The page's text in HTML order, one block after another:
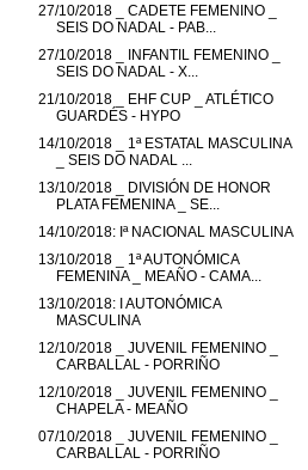
27/10/2018 _ CADETE FEMENINO _
SEIS DO NADAL - PAB...
27/10/2018 _ INFANTIL FEMENINO _
SEIS DO NADAL - X...
21/10/2018 _ EHF CUP _ ATLÉTICO
GUARDÉS - HYPO
14/10/2018 _ 1ª ESTATAL MASCULINA
_ SEIS DO NADAL ...
13/10/2018 _ DIVISIÓN DE HONOR
PLATA FEMENINA _ SE...
14/10/2018: Iª NACIONAL MASCULINA
13/10/2018 _ 1ª AUTONÓMICA
FEMENINA _ MEAÑO - CAMA...
13/10/2018: I AUTONÓMICA
MASCULINA
12/10/2018 _ JUVENIL FEMENINO _
CARBALLAL - PORRIÑO
12/10/2018 _ JUVENIL FEMENINO _
CHAPELA - MEAÑO
07/10/2018 _ JUVENIL FEMENINO _
CARBALLAL - PORRIÑO